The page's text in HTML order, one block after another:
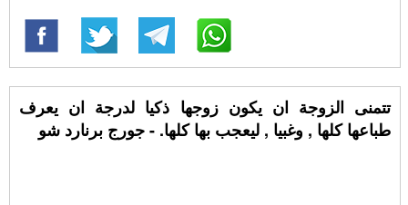
تتمنى الزوجة ان يكون زوجها ذكيا لدرجة ان يعرف
طباعها كلها , وغبيا , ليعجب بها كلها. - جورج برنارد شو